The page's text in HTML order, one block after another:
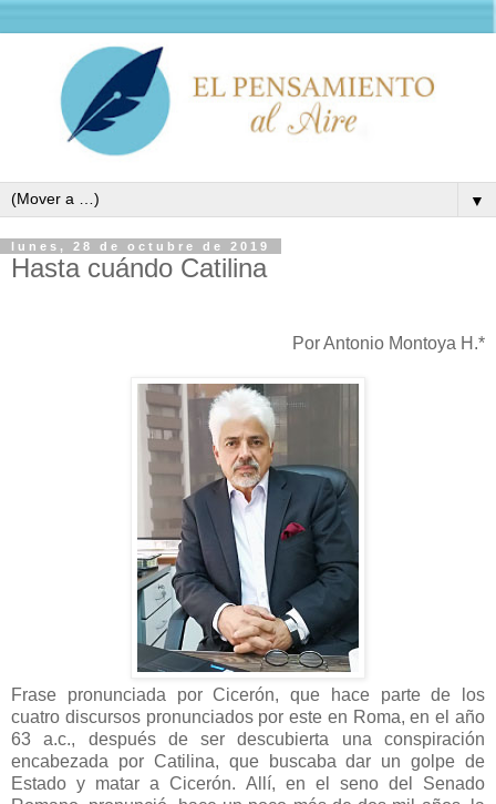
▼
lunes, 28 de octubre de 2019
Hasta cuándo Catilina
Por Antonio Montoya H.*
Frase pronunciada por Cicerón, que hace parte de los
cuatro discursos pronunciados por este en Roma, en el año
63 a.c., después de ser descubierta una conspiración
encabezada por Catilina, que buscaba dar un golpe de
Estado y matar a Cicerón. Allí, en el seno del Senado